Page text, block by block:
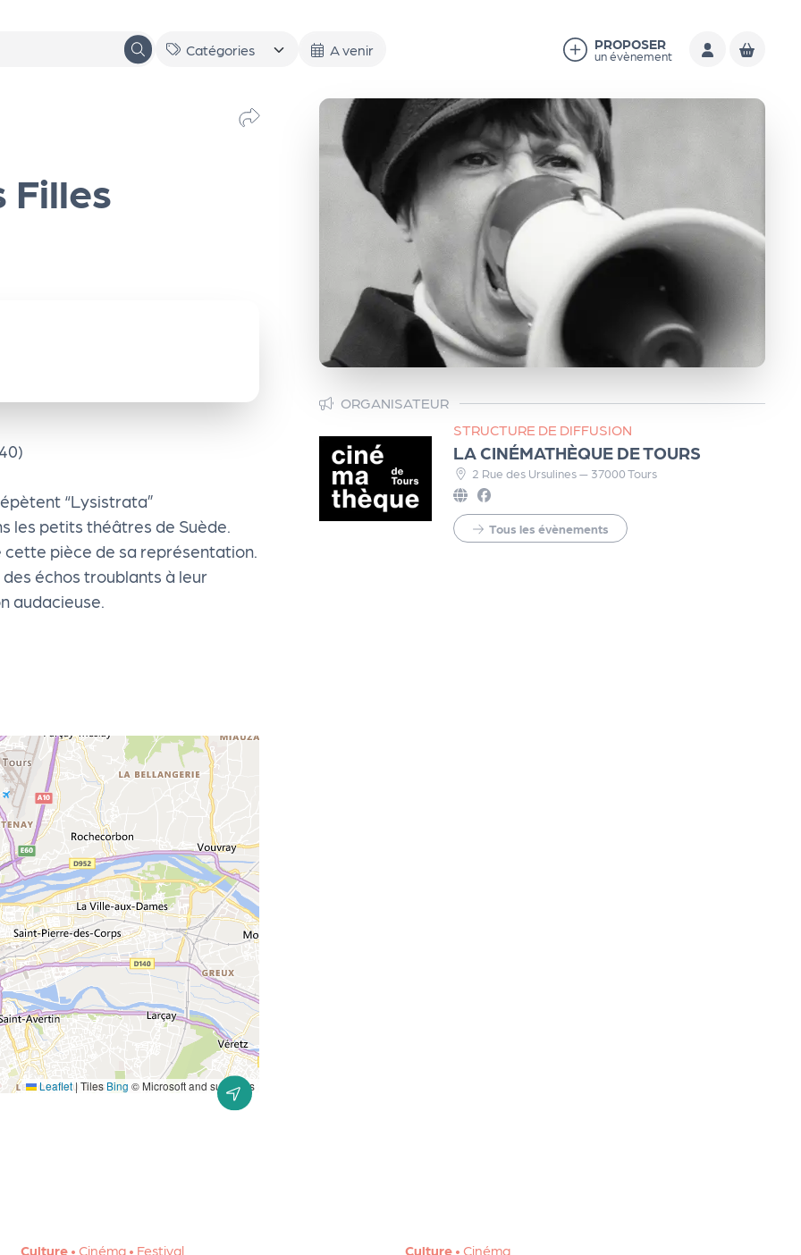
A venir PROPOSER
un évènement
Filles
“Lysistrata”
les petits théâtres de Suède.
cette pièce de sa représentation.
échos troublants à leur
audacieuse.
Leaflet |TilesBing © Microsoft and suppliers
ORGANISATEUR
STRUCTURE DE DIFFUSION
LA CINÉMATHÈQUE DE TOURS
2 Rue des Ursulines — 37000 Tours
Tous les évènements
Culture • Cinéma • Festival Culture • Cinéma